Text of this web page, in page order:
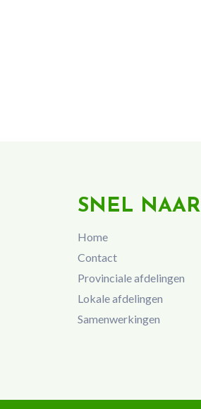
SNEL NAAR
Home
Contact
Provinciale afdelingen
Lokale afdelingen
Samenwerkingen